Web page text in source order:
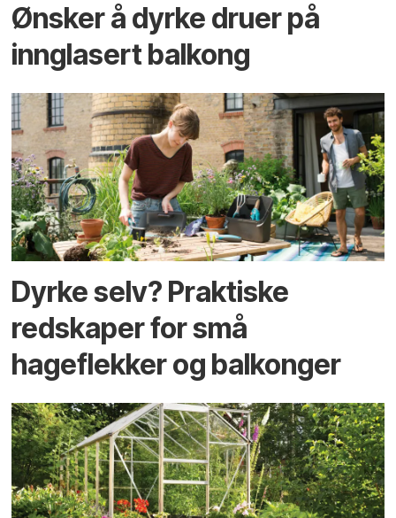
Ønsker å dyrke druer på
innglasert balkong
Dyrke selv? Praktiske
redskaper for små
hageflekker og balkonger